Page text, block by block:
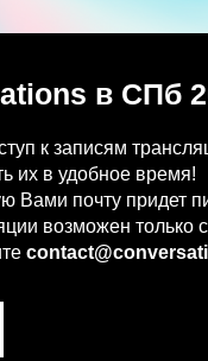
записям трансляции и
почту придет письмо
только с